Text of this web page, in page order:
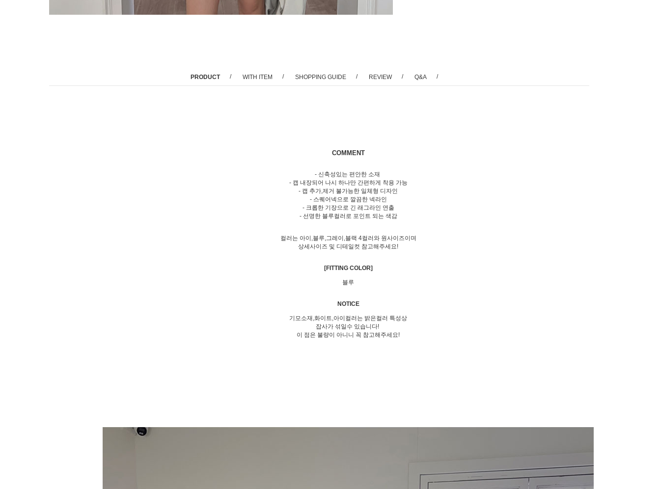
PRODUCT / WITH ITEM / SHOPPING GUIDE / REVIEW / Q&A /
COMMENT
- 신축성있는 편안한 소재
- 캡 내장되어 나시 하나만 간편하게 착용 가능
- 캡 추가,제거 불가능한 일체형 디자인
- 스퀘어넥으로 깔끔한 넥라인
- 크롭한 기장으로 긴 래그라인 연출
- 선명한 블루컬러로 포인트 되는 색감
컬러는 아이,블루,그레이,블랙 4컬러와 원사이즈이며
상세사이즈 및 디테일컷 참고해주세요!
[FITTING COLOR]
블루
NOTICE
기모소재,화이트,아이컬러는 밝은컬러 특성상
잡사가 섞일수 있습니다!
이 점은 불량이 아니니 꼭 참고해주세요!